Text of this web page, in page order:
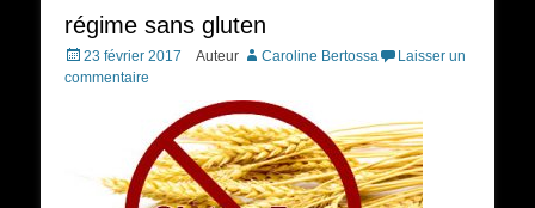
régime sans gluten
Posted
on
23 février 2017 Auteur Caroline Bertossa
Laisser un
commentaire